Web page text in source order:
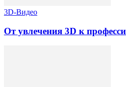
3D-Видео
От увлечения 3D к